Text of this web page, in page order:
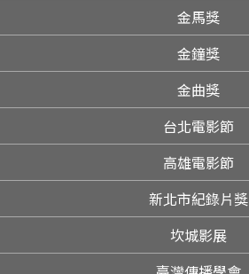
金馬獎
金鐘獎
金曲獎
台北電影節
高雄電影節
新北市紀錄片獎
坎城影展